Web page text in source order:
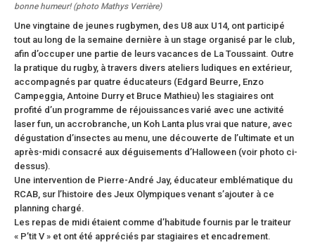
bonne humeur! (photo Mathys Verrière)
Une vingtaine de jeunes rugbymen, des U8 aux U14, ont participé
tout au long de la semaine dernière à un stage organisé par le club,
afin d’occuper une partie de leurs vacances de La Toussaint. Outre
la pratique du rugby, à travers divers ateliers ludiques en extérieur,
accompagnés par quatre éducateurs (Edgard Beurre, Enzo
Campeggia, Antoine Durry et Bruce Mathieu) les stagiaires ont
profité d’un programme de réjouissances varié avec une activité
laser fun, un accrobranche, un Koh Lanta plus vrai que nature, avec
dégustation d’insectes au menu, une découverte de l’ultimate et un
après-midi consacré aux déguisements d’Halloween (voir photo ci-
dessus).
Une intervention de Pierre-André Jay, éducateur emblématique du
RCAB, sur l’histoire des Jeux Olympiques venant s’ajouter à ce
planning chargé.
Les repas de midi étaient comme d’habitude fournis par le traiteur
« P’tit V » et ont été appréciés par stagiaires et encadrement.